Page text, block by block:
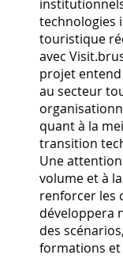
technologies
touristique
avec
projet
au secteur
quant à la
transition
Une
volume et à
renforcer les
développera
des
formations